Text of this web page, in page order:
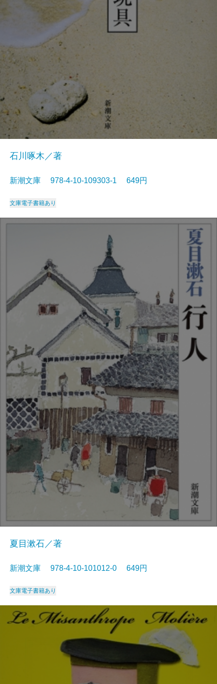
石川啄木／著
新潮文庫 978-4-10-109303-1 649円
文庫電子書籍あり
夏目漱石／著
新潮文庫 978-4-10-101012-0 649円
文庫電子書籍あり